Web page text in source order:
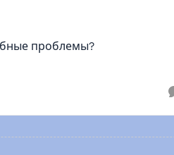
проблемы?